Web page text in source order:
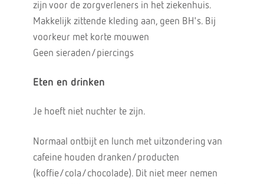
zijn voor de zorgverleners in het ziekenhuis.
Makkelijk zittende kleding aan, geen BH's. Bij
voorkeur met korte mouwen
Geen sieraden/piercings
Eten en drinken
Je hoeft niet nuchter te zijn.
Normaal ontbijt en lunch met uitzondering van
cafeine houden dranken/producten
(koffie/cola/chocolade). Dit niet meer nemen